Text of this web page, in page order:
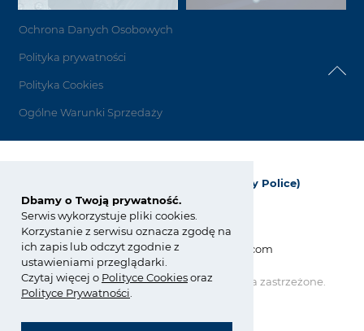
Dbamy o Twoją prywatność.
Serwis wykorzystuje pliki cookies.
Korzystanie z serwisu oznacza zgodę na
ich zapis lub odczyt zgodnie z
ustawieniami przeglądarki.
Czytaj więcej o PolityceCookiesoraz
Polityce Prywatności
Ochrona Danych Osobowych
Polityka prywatności
Polityka Cookies
Ogólne Warunki Sprzedaży
Grupa Azoty Polyolefins (Polimery Police)
ul. Kuźnicka 1
72-010 Police; Polska
info_polyolefins@grupaazoty.com
Copyright © Grupa Azoty. Wszelkie prawa zastrzeżone.